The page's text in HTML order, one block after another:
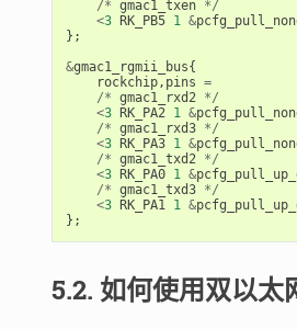
/* gmac1_txen */
<3 RK_PB5 1 &
};
&gmac1_rgmii_bus{
rockchip, pins =
/* gmac1_rxd2 */
<3 RK_PA2 1 &
/* gmac1_rxd3 */
<3 RK_PA3 1 &
/* gmac1_txd2 */
<3 RK_PA0 1 &
/* gmac1_txd3 */
<3 RK_PA1 1 &
};
5.2. 如何使用双以太